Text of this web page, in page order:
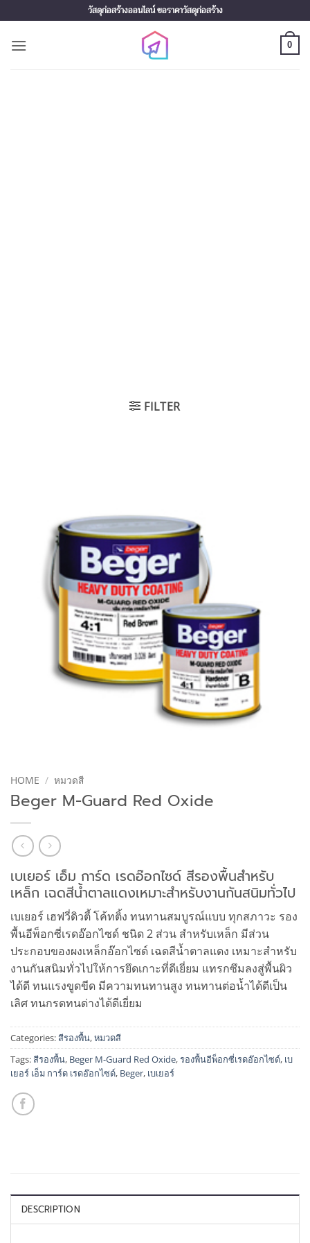
to
content
วัสดุก่อสร้างออนไลน์ ขอราคาวัสดุก่อสร้าง
0
FILTER
HOME / หมวดสี
Beger M-Guard Red Oxide
เบเยอร์ เอ็ม การ์ด เรดอ๊อกไซด์ สีรองพื้นสำหรับ
เหล็ก เฉดสีน้ำตาลแดงเหมาะสำหรับงานกันสนิมทั่วไป
เบเยอร์ เฮฟวี่ดิวตี้ โค้ทติ้ง ทนทานสมบูรณ์แบบ ทุกสภาวะ รอง
พื้นอีพ็อกซี่เรดอ๊อกไซด์ ชนิด 2 ส่วน สำหรับเหล็ก มีส่วน
ประกอบของผงเหล็กอ๊อกไซด์ เฉดสีน้ำตาลแดง เหมาะสำหรับ
งานกันสนิมทั่วไปให้การยึดเกาะที่ดีเยี่ยม แทรกซึมลงสู่พื้นผิว
ได้ดี ทนแรงขูดขีด มีความทนทานสูง ทนทานต่อน้ำได้ดีเป็น
เลิศ ทนกรดทนด่างได้ดีเยี่ยม
Categories: สีรองพื้น,หมวดสี
Tags: สีรองพื้น, Beger M-Guard Red Oxide,รองพื้นอีพ็อกซี่เรดอ๊อกไซด์, เบ
เยอร์ เอ็ม การ์ด เรดอ๊อกไซด์, Beger, เบเยอร์
DESCRIPTION